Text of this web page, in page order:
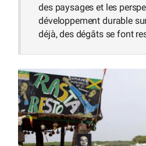
des paysages et les
développement durable
déjà, des dégâts se font